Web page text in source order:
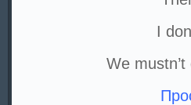
I
We